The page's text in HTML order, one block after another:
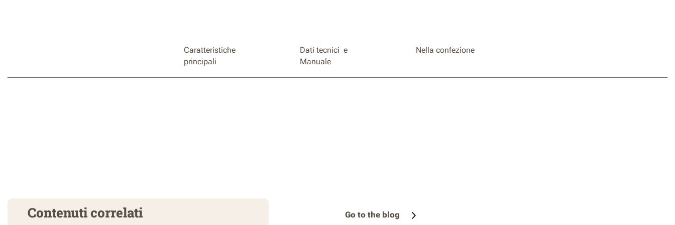
Caratteristiche
principali
Dati tecnici e
Manuale
Nella confezione
Contenuti correlati Go to the blog